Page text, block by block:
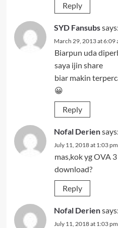
Reply
SYD Fansubssays:
March 29, 2013 at 6:09
Biarpun uda
saya ijin share
biar makin
😀
Reply
Nofal Deriensays:
July 11, 2018 at 1:03 pm
mas,kok yg OVA
download?
Reply
Nofal Deriensays:
July 11, 2018 at 1:03 pm